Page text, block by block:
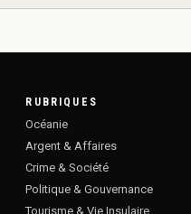
RUBRIQUES
Océanie
Argent & Affaires
Crime & Société
Politique & Gouvernance
Tourisme & Vie Insulaire